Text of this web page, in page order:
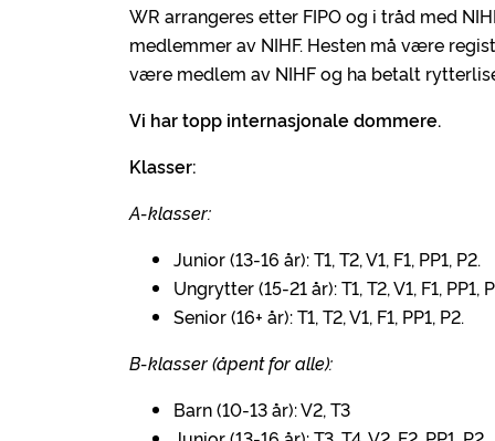
WR arrangeres etter FIPO og i tråd med
medlemmer av NIHF. Hesten må være
være medlem av NIHF og ha betalt
Vi har topp internasjonale dommere.
Klasser:
A-klasser:
Junior (13-16 år): T1, T2, V1, F1, PP1, P2.
Ungrytter (15-21 år): T1, T2, V1, F1, PP1,
Senior (16+ år): T1, T2, V1, F1, PP1, P2.
B-klasser (åpent for alle):
Barn (10-13 år): V2, T3